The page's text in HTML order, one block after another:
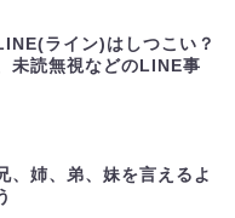
ライン)はしつこい？
未読無視などのLINE事
、姉、弟、妹を言えるよ